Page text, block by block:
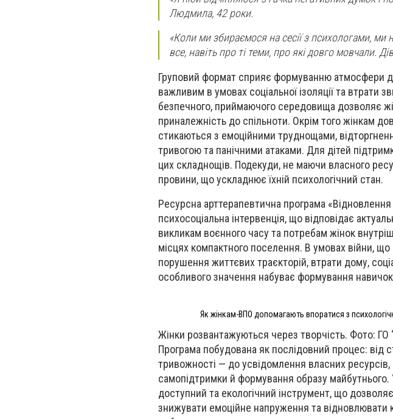
Людмила, 42 роки.
«Коли ми збираємося на сесії з психологами,
все, навіть про ті теми, про які довго мовчали.
Груповий формат сприяє формуванню атмосфери
важливим в умовах соціальної ізоляції та втрати
безпечного, приймаючого середовища дозволяє
приналежність до спільноти. Окрім того жінкам
стикаються з емоційними труднощами,
тривогою та панічними атаками. Для дітей
цих складнощів. Подекуди, не маючи власного
провини, що ускладнює їхній психологічний стан.
Ресурсна арттерапевтична програма
психосоціальна інтервенція, що відповідає
викликам воєнного часу та потребам жінок
місцях компактного поселення. В умовах війни,
порушення життєвих траєкторій, втрати дому,
особливого значення набуває формування
Як жінкам-ВПО допомагають впоратися з
Жінки розвантажуються через творчість. Фото: ГО
Програма побудована як послідовний процес: від
тривожності — до усвідомлення власних
самопідтримки й формування образу майбутнього.
доступний та екологічний інструмент, що
знижувати емоційне напруження та відновлювати